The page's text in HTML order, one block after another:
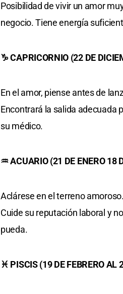
Posibilidad de vivir un amor
negocio. Tiene energía
♑ CAPRICORNIO (22 DE
En el amor, piense antes de
Encontrará la salida adecuada
su médico.
♒ ACUARIO (21 DE ENERO 18
Aclárese en el terreno
Cuide su reputación laboral y
pueda.
♓ PISCIS (19 DE FEBRERO AL